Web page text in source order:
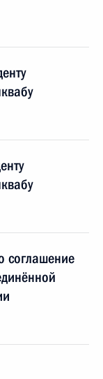
соглашение